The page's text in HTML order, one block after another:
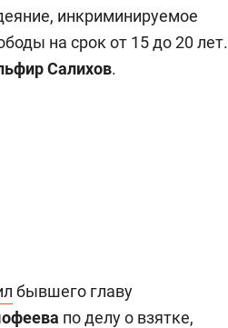
инкриминируемое
на срок от 15 до 20 лет.
Салихов.
бывшего главу
по делу о взятке,